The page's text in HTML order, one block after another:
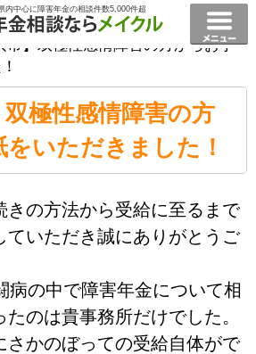
内中心に障害年金の相談件数5,000件超
らメイクル障害年金横浜
お知ら
市】双極性感情障害の方からお手
双極性感情障害の方
いただきました！
きの方法から受給に至るまで
ていただき誠にありがとうご
病の中で障害年金について相
のは貴事務所だけでした。
さかのぼっての受給自体がで